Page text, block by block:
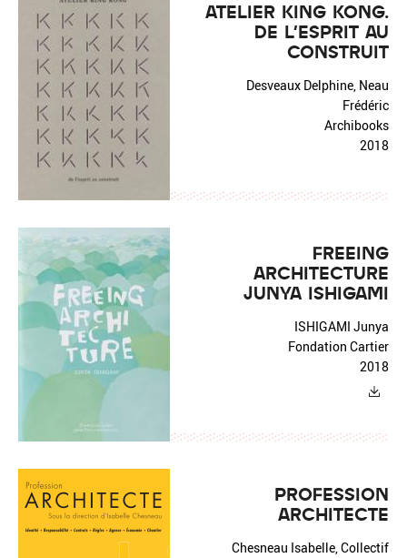
ATELIER KING KONG.
DE L'ESPRIT AU
CONSTRUIT
Desveaux Delphine, Neau
Frédéric
Archibooks
2018
FREEING
ARCHITECTURE
JUNYA ISHIGAMI
ISHIGAMI Junya
Fondation Cartier
2018
PROFESSION
ARCHITECTE
Chesneau Isabelle, Collectif